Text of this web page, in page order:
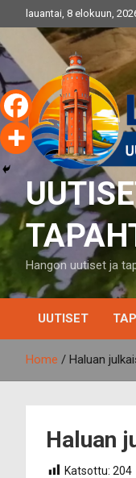
to
content
lauantai, 8 elokuun,
Hangon uutiset ja
UUTISET
Home Haluan
Haluan
Katsottu: 204